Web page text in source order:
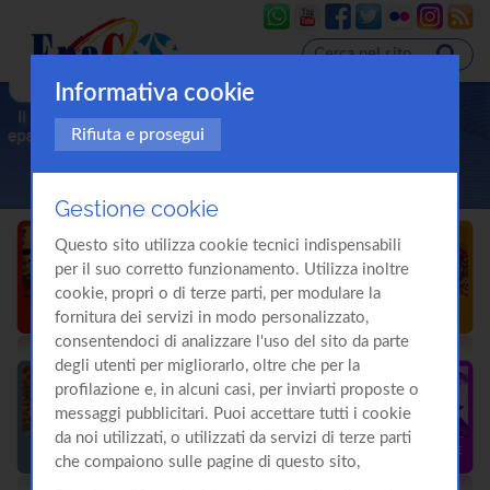
Informativa cookie
Rifiuta e prosegui
Gestione cookie
Questo sito utilizza cookie tecnici indispensabili
per il suo corretto funzionamento. Utilizza inoltre
cookie, propri o di terze parti, per modulare la
fornitura dei servizi in modo personalizzato,
consentendoci di analizzare l'uso del sito da parte
degli utenti per migliorarlo, oltre che per la
profilazione e, in alcuni casi, per inviarti proposte o
messaggi pubblicitari. Puoi accettare tutti i cookie
da noi utilizzati, o utilizzati da servizi di terze parti
che compaiono sulle pagine di questo sito,
premendo il pulsante "Accetta tutti i cookie"